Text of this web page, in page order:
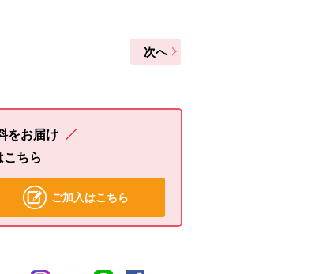
次へ
をお届け
こちら
ご加入はこちら